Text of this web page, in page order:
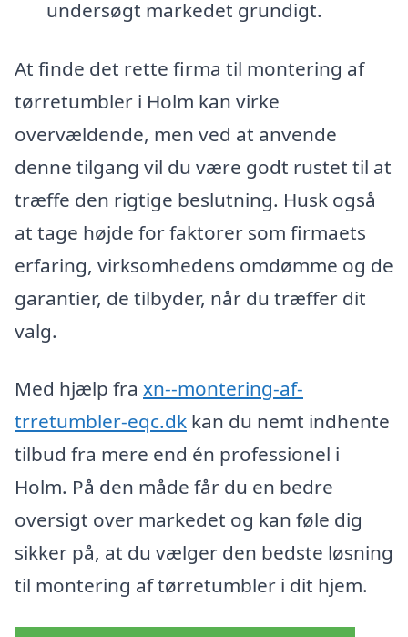
undersøgt markedet grundigt.
At finde det rette firma til montering af
tørretumbler i Holm kan virke
overvældende, men ved at anvende
denne tilgang vil du være godt rustet til at
træffe den rigtige beslutning. Husk også
at tage højde for faktorer som firmaets
erfaring, virksomhedens omdømme og de
garantier, de tilbyder, når du træffer dit
valg.
Med hjælp fra xn--montering-af-
trretumbler-eqc.dk kan du nemt indhente
tilbud fra mere end én professionel i
Holm. På den måde får du en bedre
oversigt over markedet og kan føle dig
sikker på, at du vælger den bedste løsning
til montering af tørretumbler i dit hjem.